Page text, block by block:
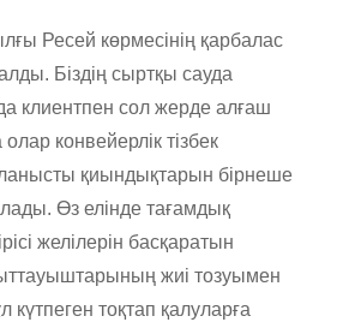
Ресей көрмесінің қарбалас
Біздің сыртқы сауда
клиентпен сол жерде алғаш
олар конвейерлік тізбек
қиындықтарын бірнеше
Өз елінде тағамдық
желілерін басқаратын
жиі тозуымен
күтпеген тоқтап қалуларға